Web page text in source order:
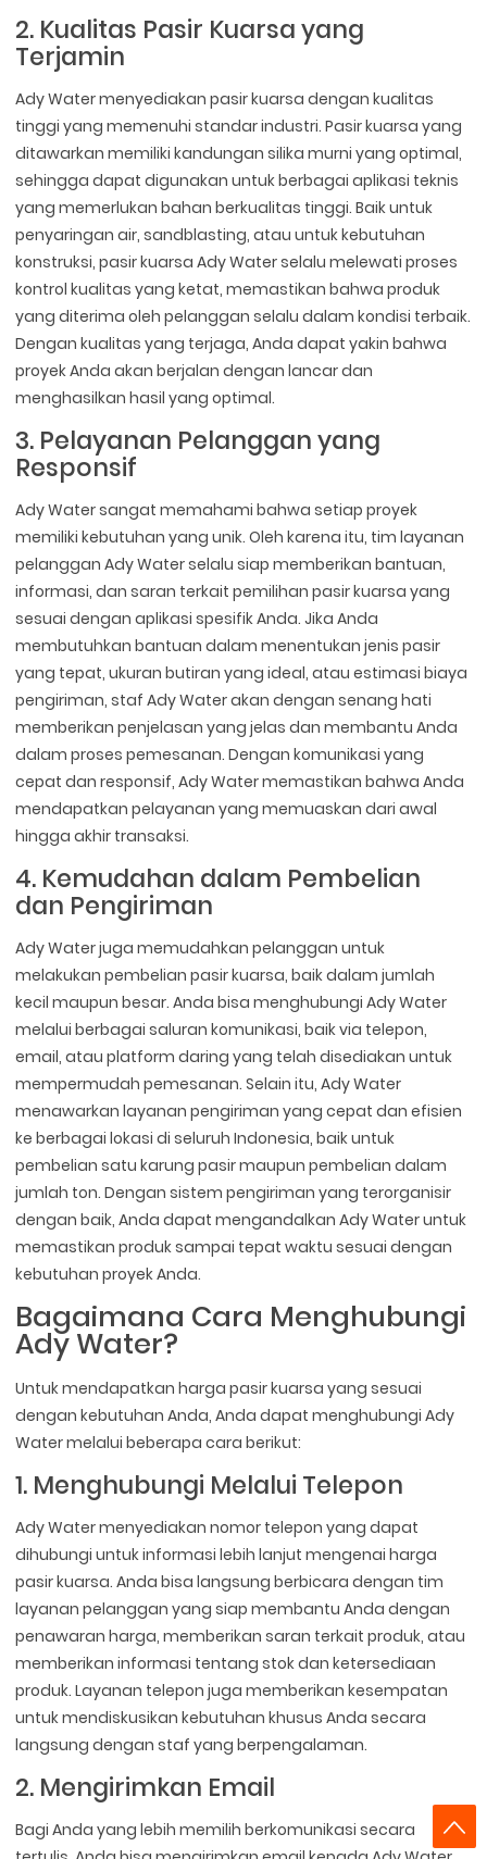
2. Kualitas Pasir Kuarsa yang
Terjamin
Ady Water menyediakan pasir kuarsa dengan kualitas
tinggi yang memenuhi standar industri. Pasir kuarsa yang
ditawarkan memiliki kandungan silika murni yang optimal,
sehingga dapat digunakan untuk berbagai aplikasi teknis
yang memerlukan bahan berkualitas tinggi. Baik untuk
penyaringan air, sandblasting, atau untuk kebutuhan
konstruksi, pasir kuarsa Ady Water selalu melewati proses
kontrol kualitas yang ketat, memastikan bahwa produk
yang diterima oleh pelanggan selalu dalam kondisi terbaik.
Dengan kualitas yang terjaga, Anda dapat yakin bahwa
proyek Anda akan berjalan dengan lancar dan
menghasilkan hasil yang optimal.
3. Pelayanan Pelanggan yang
Responsif
Ady Water sangat memahami bahwa setiap proyek
memiliki kebutuhan yang unik. Oleh karena itu, tim layanan
pelanggan Ady Water selalu siap memberikan bantuan,
informasi, dan saran terkait pemilihan pasir kuarsa yang
sesuai dengan aplikasi spesifik Anda. Jika Anda
membutuhkan bantuan dalam menentukan jenis pasir
yang tepat, ukuran butiran yang ideal, atau estimasi biaya
pengiriman, staf Ady Water akan dengan senang hati
memberikan penjelasan yang jelas dan membantu Anda
dalam proses pemesanan. Dengan komunikasi yang
cepat dan responsif, Ady Water memastikan bahwa Anda
mendapatkan pelayanan yang memuaskan dari awal
hingga akhir transaksi.
4. Kemudahan dalam Pembelian
dan Pengiriman
Ady Water juga memudahkan pelanggan untuk
melakukan pembelian pasir kuarsa, baik dalam jumlah
kecil maupun besar. Anda bisa menghubungi Ady Water
melalui berbagai saluran komunikasi, baik via telepon,
email, atau platform daring yang telah disediakan untuk
mempermudah pemesanan. Selain itu, Ady Water
menawarkan layanan pengiriman yang cepat dan efisien
ke berbagai lokasi di seluruh Indonesia, baik untuk
pembelian satu karung pasir maupun pembelian dalam
jumlah ton. Dengan sistem pengiriman yang terorganisir
dengan baik, Anda dapat mengandalkan Ady Water untuk
memastikan produk sampai tepat waktu sesuai dengan
kebutuhan proyek Anda.
Bagaimana Cara Menghubungi
Ady Water?
Untuk mendapatkan harga pasir kuarsa yang sesuai
dengan kebutuhan Anda, Anda dapat menghubungi Ady
Water melalui beberapa cara berikut:
1. Menghubungi Melalui Telepon
Ady Water menyediakan nomor telepon yang dapat
dihubungi untuk informasi lebih lanjut mengenai harga
pasir kuarsa. Anda bisa langsung berbicara dengan tim
layanan pelanggan yang siap membantu Anda dengan
penawaran harga, memberikan saran terkait produk, atau
memberikan informasi tentang stok dan ketersediaan
produk. Layanan telepon juga memberikan kesempatan
untuk mendiskusikan kebutuhan khusus Anda secara
langsung dengan staf yang berpengalaman.
2. Mengirimkan Email
Bagi Anda yang lebih memilih berkomunikasi secara